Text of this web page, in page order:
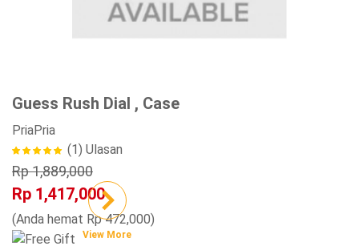
Guess Rush Dial , Case
PriaPria
(1) Ulasan
Rp 1,889,000
Rp 1,417,000
(Anda hemat Rp 472,000)
View More